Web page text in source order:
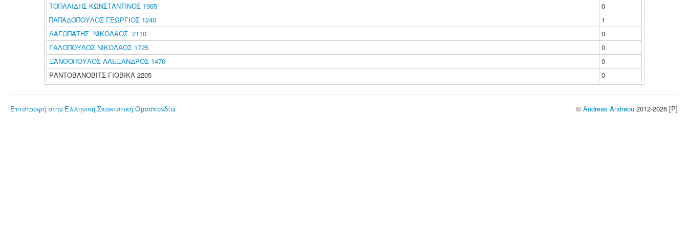
ΤΟΠΑΛΙΔΗΣ ΚΩΝΣΤΑΝΤΙΝΟΣ 1965
0
ΠΑΠΑΔΟΠΟΥΛΟΣ ΓΕΩΡΓΙΟΣ 1240
1
ΛΑΓΟΠΑΤΗΣ ΝΙΚΟΛΑΟΣ 2110
0
ΓΑΛΟΠΟΥΛΟΣ ΝΙΚΟΛΑΟΣ 1725
0
ΞΑΝΘΟΠΟΥΛΟΣ ΑΛΕΞΑΝΔΡΟΣ 1470
0
ΡΑΝΤΟΒΑΝΟΒΙΤΣ ΓΙΟΒΙΚΑ 2205
0
Επιστροφή στην Ελληνική Σκακιστική Ομοσπονδία © Andreas Andreou 2012-2026 [P]